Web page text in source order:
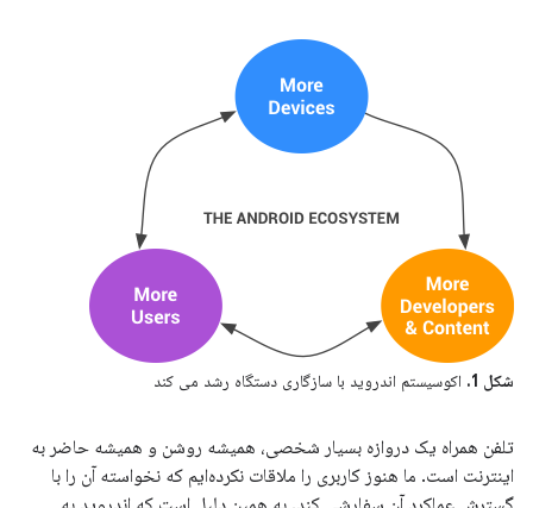
شکل 1. اکوسیستم اندروید با سازگاری دستگاه رشد می کند
تلفن همراه یک دروازه بسیار شخصی، همیشه روشن و همیشه حاضر به
اینترنت است. ما هنوز کاربری را ملاقات نکرده‌ایم که نخواسته آن را با